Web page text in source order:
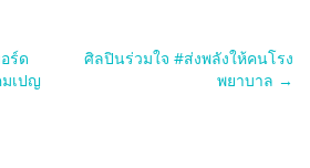
ร์ด
เปญ
ศิลปินร่วมใจ #ส่งพลังให้คนโรง
พยาบาล →